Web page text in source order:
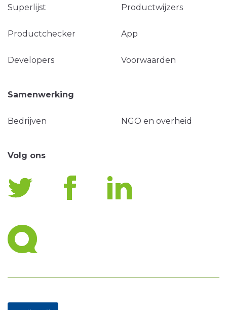
Superlijst Productwijzers
Productchecker App
Developers Voorwaarden
Samenwerking
Bedrijven NGO en overheid
Volg ons